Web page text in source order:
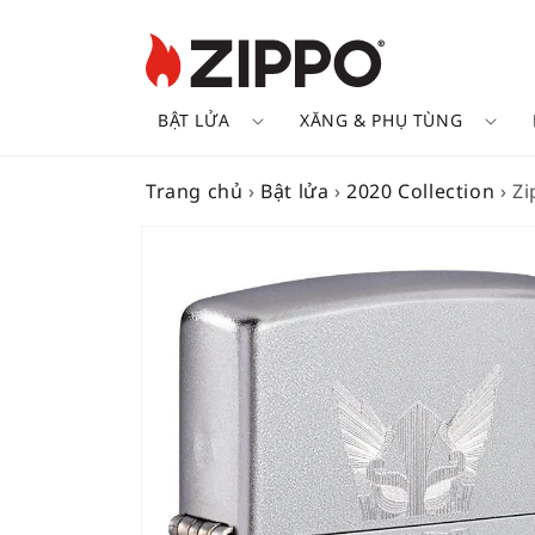
BẬT LỬA XĂNG & PHỤ TÙNG
Trang chủ › Bật lửa ›2020 Collection ›